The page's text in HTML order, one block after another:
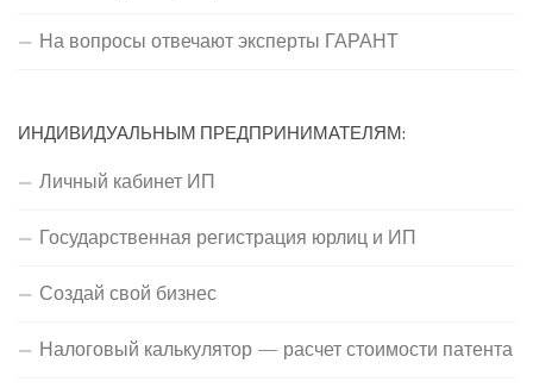
На вопросы отвечают эксперты ГАРАНТ
ИНДИВИДУАЛЬНЫМ ПРЕДПРИНИМАТЕЛЯМ:
Личный кабинет ИП
Государственная регистрация юрлиц и ИП
Создай свой бизнес
Налоговый калькулятор — расчет стоимости патента